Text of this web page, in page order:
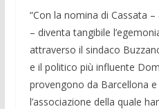
“Con la nomina di Cassata
– diventa tangibile
attraverso il sindaco
e il politico più influente
provengono da Barcellona
l’associazione della quale